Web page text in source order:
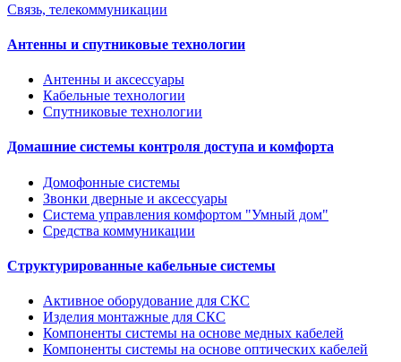
Связь, телекоммуникации
Антенны и спутниковые технологии
Антенны и аксессуары
Кабельные технологии
Спутниковые технологии
Домашние системы контроля доступа и комфорта
Домофонные системы
Звонки дверные и аксессуары
Система управления комфортом "Умный дом"
Средства коммуникации
Структурированные кабельные системы
Активное оборудование для СКС
Изделия монтажные для СКС
Компоненты системы на основе медных кабелей
Компоненты системы на основе оптических кабелей